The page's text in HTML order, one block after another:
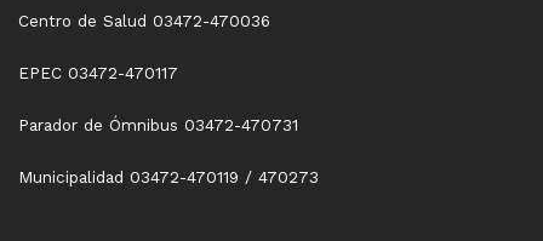
Centro de Salud 03472-470036
EPEC 03472-470117
Parador de Ómnibus 03472-470731
Municipalidad 03472-470119 / 470273